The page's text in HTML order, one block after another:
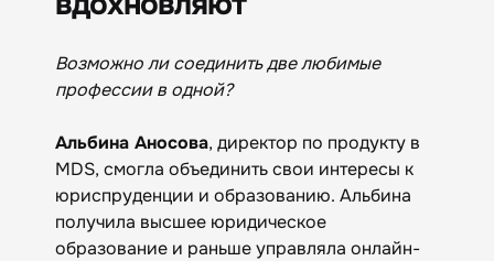
Возможно ли соединить две любимые
профессии в одной?
Альбина Аносова, директор по продукту в
MDS, смогла объединить свои интересы к
юриспруденции и образованию. Альбина
получила высшее юридическое
образование и раньше управляла онлайн-